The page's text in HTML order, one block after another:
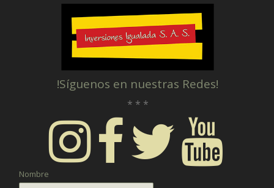
!Síguenos en nuestras Redes!
* * *
Nombre